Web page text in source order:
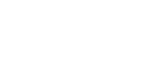
：絹39％ 綿25％ ポリエステル21％